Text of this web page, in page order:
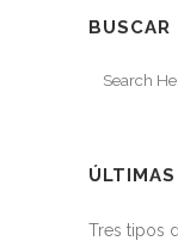
BUSCAR
Tres tipos